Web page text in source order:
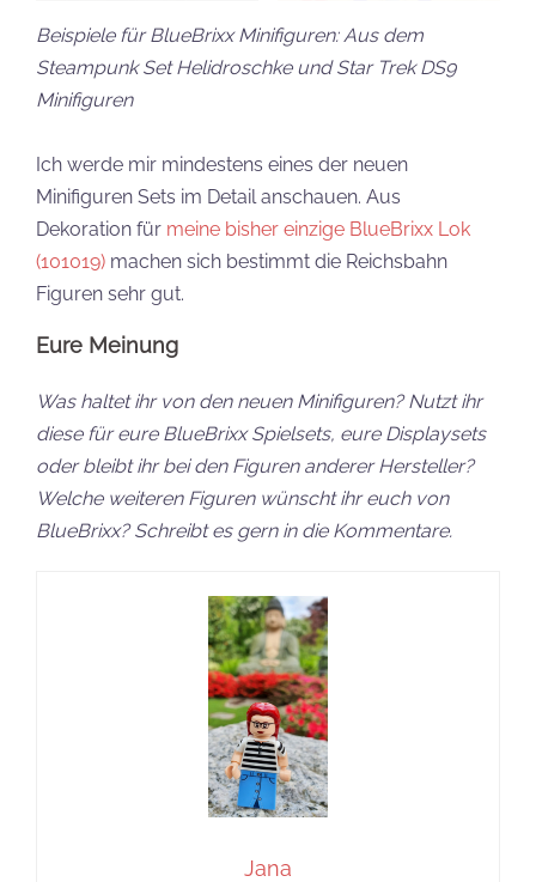
Beispiele für BlueBrixx Minifiguren: Aus dem
Steampunk Set Helidroschke und Star Trek DS9
Minifiguren
Ich werde mir mindestens eines der neuen
Minifiguren Sets im Detail anschauen. Aus
Dekoration für meine bisher einzige BlueBrixx Lok
(101019) machen sich bestimmt die Reichsbahn
Figuren sehr gut.
Eure Meinung
Was haltet ihr von den neuen Minifiguren? Nutzt ihr
diese für eure BlueBrixx Spielsets, eure Displaysets
oder bleibt ihr bei den Figuren anderer Hersteller?
Welche weiteren Figuren wünscht ihr euch von
BlueBrixx? Schreibt es gern in die Kommentare.
Jana